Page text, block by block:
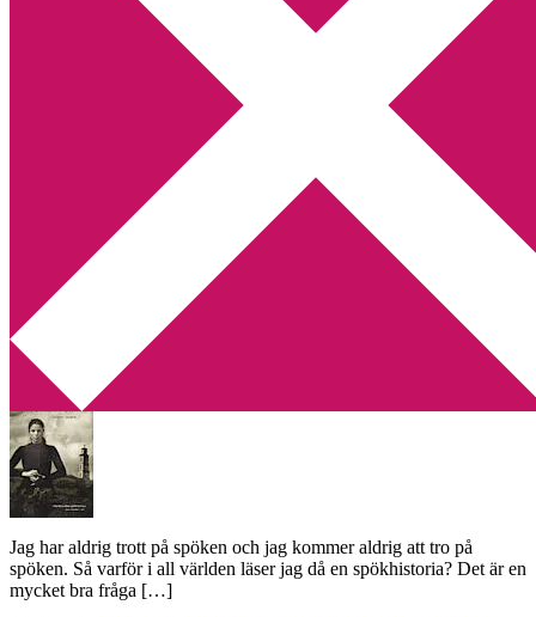
Webbshop Amazon
Utskriftscentralen
Min tv-blogg
You are here:Home Archives for spöken
Recension: När skruven dras åt av Henry
James
2013-03-30 byAnnika
Jag har aldrig trott på spöken och jag kommer aldrig att tro på
spöken. Så varför i all världen läser jag då en spökhistoria? Det är en
mycket bra fråga […]